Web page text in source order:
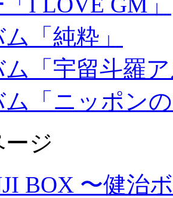
「純粋」
ム「宇留斗羅
ム「ニッポン
ジ
BOX 〜健治